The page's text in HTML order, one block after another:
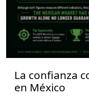
La confianza
en México